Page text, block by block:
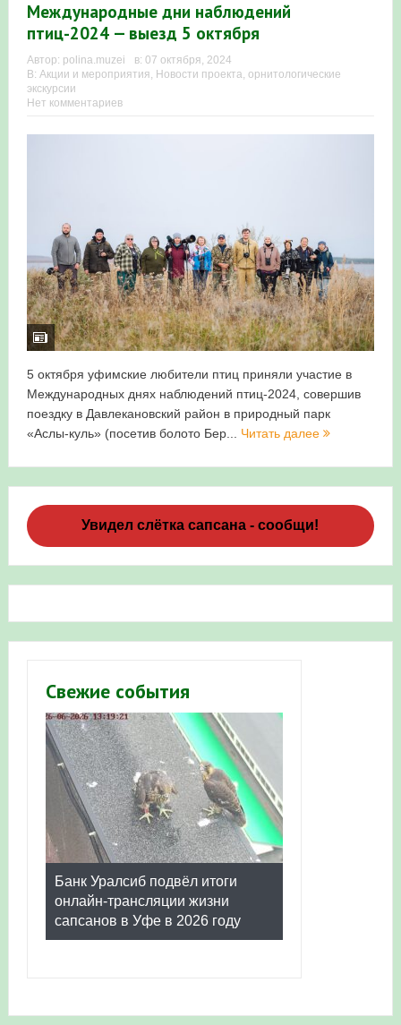
в Республике Башкортостан в 2026 году
Международные дни наблюдений
птиц-2024 — выезд 5 октября
Автор: polina.muzei в: 07 октября, 2024
В: Акции и мероприятия, Новости проекта, орнитологические
экскурсии
Нет комментариев
5 октября уфимские любители птиц приняли участие в
Международных днях наблюдений птиц-2024, совершив
поездку в Давлекановский район в природный парк
«Аслы-куль» (посетив болото Бер... Читать далее
Увидел слётка сапсана - сообщи!
Свежие события
Банк Уралсиб подвёл итоги
онлайн-трансляции жизни
сапсанов в Уфе в 2026 году